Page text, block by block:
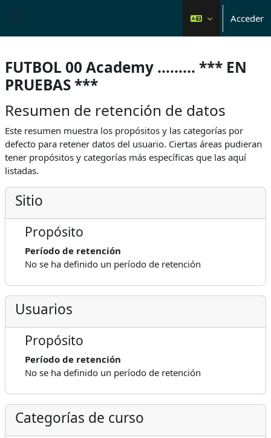
Acceder
FUTBOL 00 Academy ......... *** EN
PRUEBAS ***
Resumen de retención de datos
Este resumen muestra los propósitos y las categorías por
defecto para retener datos del usuario. Ciertas áreas pudieran
tener propósitos y categorías más específicas que las aquí
listadas.
Sitio
Propósito
Período de retención
No se ha definido un período de retención
Usuarios
Propósito
Período de retención
No se ha definido un período de retención
Categorías de curso